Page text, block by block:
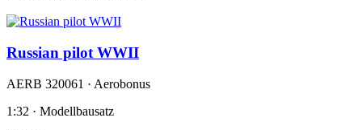
Russian pilot WWII
AERB 320061 · Aerobonus
1:32 · Modellbausatz